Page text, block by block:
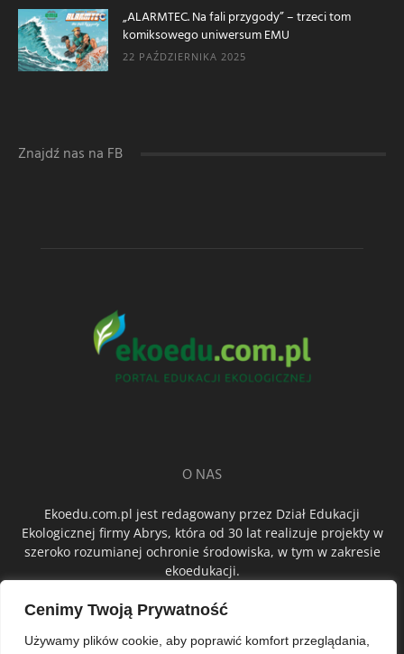
Cenimy Twoją Prywatność
Używamy plików cookie, aby poprawić komfort przeglądania,
„ALARMTEC. Na fali przygody” – trzeci tom
komiksowego uniwersum EMU
22 PAŹDZIERNIKA 2025
Znajdź nas na FB
O NAS
Ekoedu.com.pl jest redagowany przez Dział Edukacji
Ekologicznej firmy Abrys, która od 30 lat realizuje projekty w
szeroko rozumianej ochronie środowiska, w tym w zakresie
ekoedukacji.
ŚLEDŹ NAS